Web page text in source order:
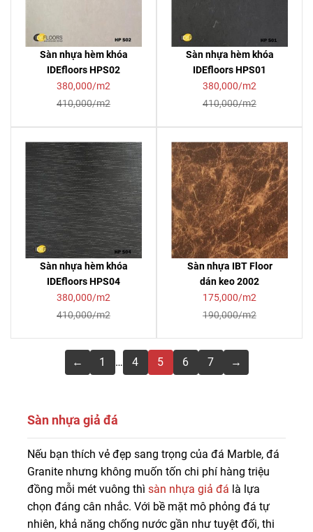
Sàn nhựa hèm khóa
IDEfloors HPS02
380,000/m2
410,000/m2
Sàn nhựa hèm khóa
IDEfloors HPS01
380,000/m2
410,000/m2
Sàn nhựa hèm khóa
IDEfloors HPS04
380,000/m2
410,000/m2
Sàn nhựa IBT Floor
dán keo 2002
175,000/m2
190,000/m2
← 1 … 4 5 6 7 →
Sàn nhựa giả đá
Mua sàn nhựa giả đá chất lượng giá tốt, bảo hành dài
lâu tại Sàn Đẹp. Liên hệ 0916.422.522 để được tư vấn,
báo giá sàn nhựa vân đá giá rẻ chi tiết.
Nếu bạn thích vẻ đẹp sang trọng của đá Marble, đá
Granite nhưng không muốn tốn chi phí hàng triệu
đồng mỗi mét vuông thì sàn nhựa giả đá là lựa
chọn đáng cân nhắc. Với bề mặt mô phỏng đá tự
nhiên, khả năng chống nước gần như tuyệt đối, thi